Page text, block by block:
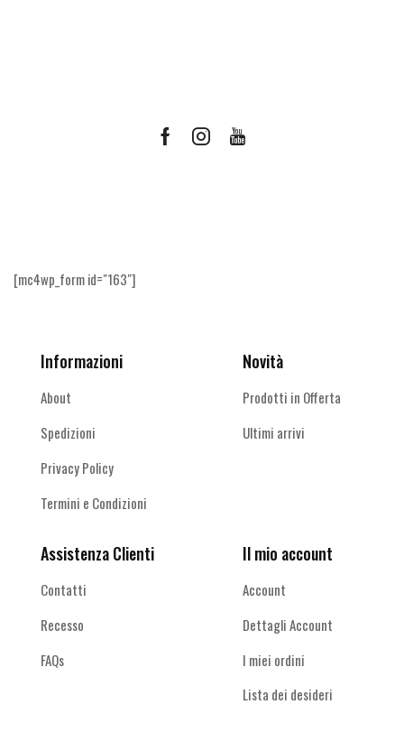
FacebookInstagramYoutube
[mc4wp_form id="163"]
Informazioni
About
Spedizioni
Privacy Policy
Termini e Condizioni
Novità
Prodotti in Offerta
Ultimi arrivi
Assistenza Clienti
Contatti
Recesso
FAQs
Il mio account
Account
Dettagli Account
I miei ordini
Lista dei desideri